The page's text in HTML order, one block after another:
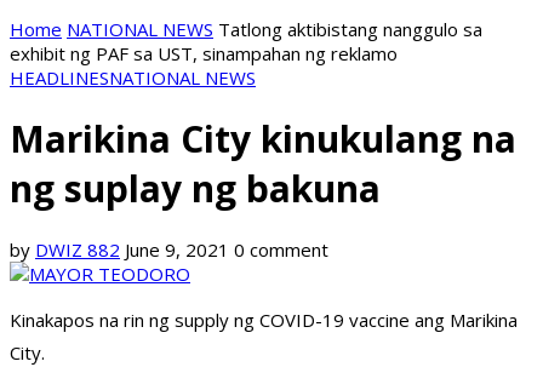
Home NATIONAL NEWS Tatlong aktibistang nanggulo sa
exhibit ng PAF sa UST, sinampahan ng reklamo
HEADLINESNATIONAL NEWS
Marikina City kinukulang na
ng suplay ng bakuna
by DWIZ 882 June 9, 2021 0 comment
Kinakapos na rin ng supply ng COVID-19 vaccine ang Marikina
City.